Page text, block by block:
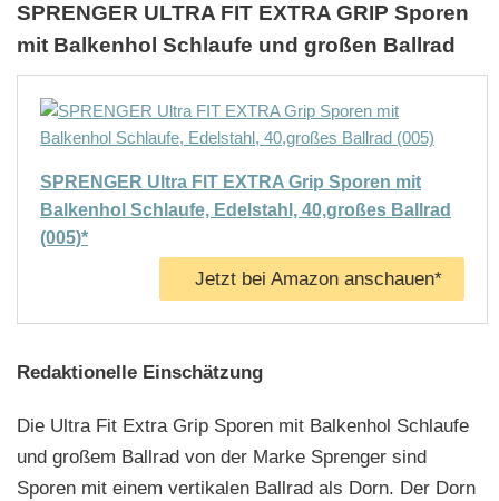
SPRENGER ULTRA FIT EXTRA GRIP Sporen
mit Balkenhol Schlaufe und großen Ballrad
SPRENGER Ultra FIT EXTRA Grip Sporen mit
Balkenhol Schlaufe, Edelstahl, 40,großes Ballrad
(005)*
Jetzt bei Amazon anschauen*
Redaktionelle Einschätzung
Die Ultra Fit Extra Grip Sporen mit Balkenhol Schlaufe
und großem Ballrad von der Marke Sprenger sind
Sporen mit einem vertikalen Ballrad als Dorn. Der Dorn